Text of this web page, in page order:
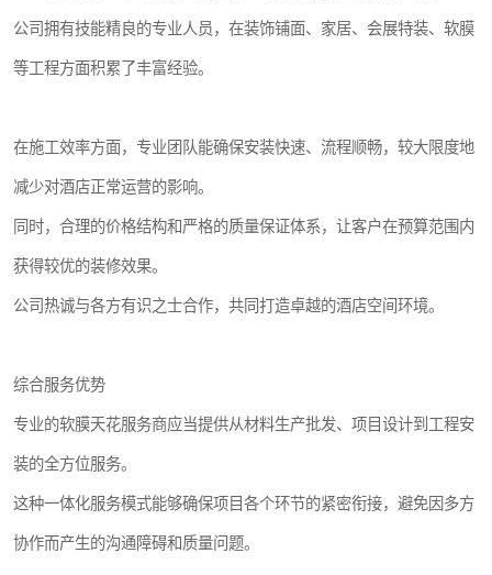
公司拥有技能精良的专业人员，在装饰铺面、家居、会展特装、软膜
等工程方面积累了丰富经验。
在施工效率方面，专业团队能确保安装快速、流程顺畅，较大限度地
减少对酒店正常运营的影响。
同时，合理的价格结构和严格的质量保证体系，让客户在预算范围内
获得较优的装修效果。
公司热诚与各方有识之士合作，共同打造卓越的酒店空间环境。
综合服务优势
专业的软膜天花服务商应当提供从材料生产批发、项目设计到工程安
装的全方位服务。
这种一体化服务模式能够确保项目各个环节的紧密衔接，避免因多方
协作而产生的沟通障碍和质量问题。